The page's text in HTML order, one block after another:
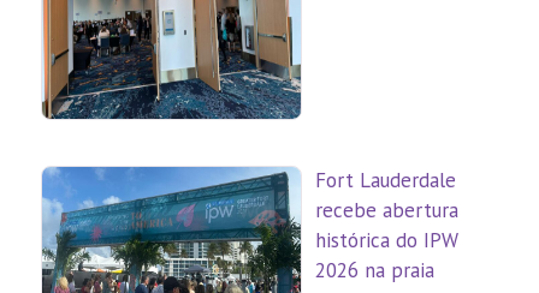
Fort Lauderdale
recebe abertura
histórica do IPW
2026 na praia